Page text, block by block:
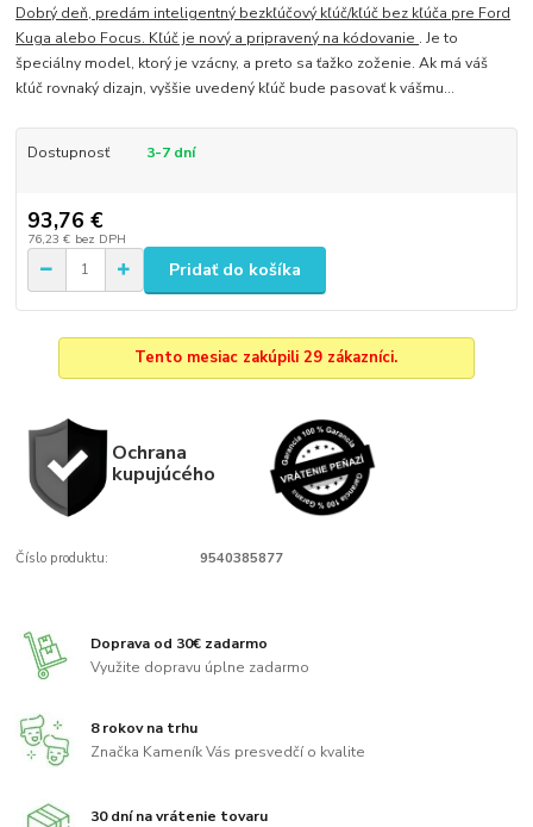
Dobrý deň, predám inteligentný bezkľúčový kľúč/kľúč bez kľúča pre Ford
Kuga alebo Focus. Kľúč je nový a pripravený na kódovanie . Je to
špeciálny model, ktorý je vzácny, a preto sa ťažko zoženie. Ak má váš
kľúč rovnaký dizajn, vyššie uvedený kľúč bude pasovať k vášmu...
Dostupnosť 3-7 dní
93,76 €
76,23 € bez DPH
Pridať do košíka
Tento mesiac zakúpili 29 zákazníci.
Ochrana
kupujúcého
Číslo produktu: 9540385877
Doprava od 30€ zadarmo
Využite dopravu úplne zadarmo
8 rokov na trhu
Značka Kameník Vás presvedčí o kvalite
30 dní na vrátenie tovaru